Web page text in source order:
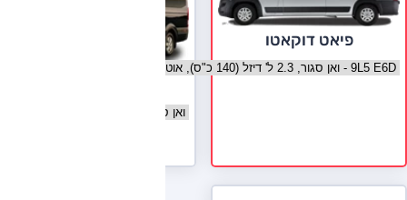
פיאט דוקאטו
בחר גרסה פיאט דוקאטו
בחר גרסה יונדאי H350